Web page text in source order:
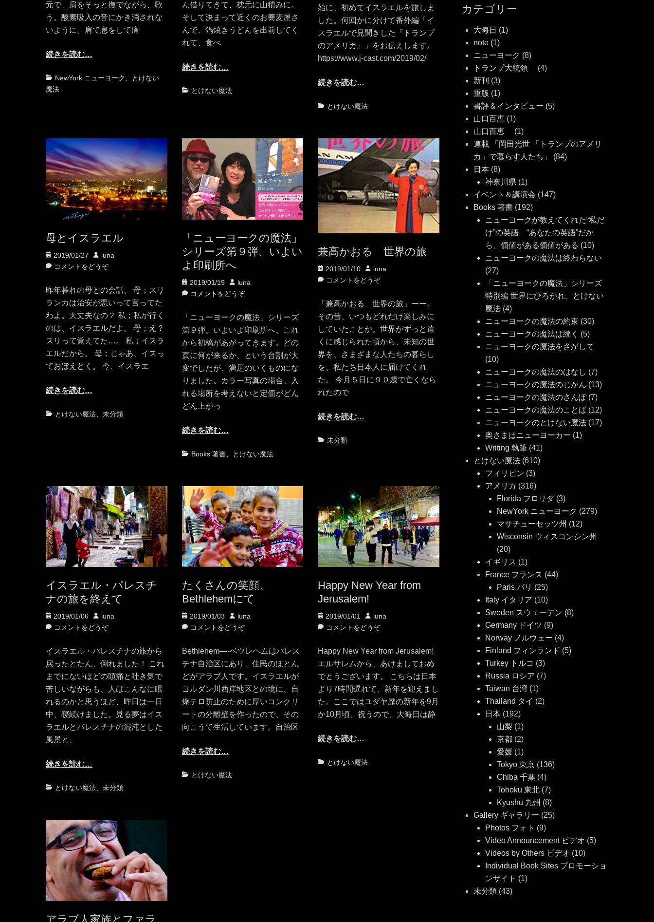
元で、肩をそっと撫でながら、歌
う。酸素吸入の音にかき消されな
いように。肩で息をして痛
続きを読む…
カ
テ
NewYork ニューヨーク、
とけない
魔法
ん借りてきて、枕元に山積みに。
そして決まって近くのお蕎麦屋さ
んで、鍋焼きうどんを出前してく
れて、食べ
続きを読む…
カ とけない魔法
始に、初めてイスラエルを旅しま
した。何回かに分けて番外編「イ
スラエルで見聞きした『トランプ
のアメリカ』」をお伝えします。
https://www.j-cast.com/2019/02/
続きを読む…
カ
リ
ー
とけない魔法
母とイスラエル
投
稿
2019/01/27
投
稿
luna
コメントをどうぞ
昨年暮れの母との会話。 母；スリ
ランカは治安が悪いって言ってた
わよ。大丈夫なの？ 私；私が行く
のは、イスラエルだよ。 母；え？
スリって覚えてた…。 私；イスラ
エルだから。 母；じゃあ、イスっ
ておぼえとく。 今、イスラエ
続きを読む…
カ とけない魔法 、未分類
「ニューヨークの魔法」
シリーズ第９弾、いよい
よ印刷所へ
投
稿
2019/01/19
投
稿
luna
コメントをどうぞ
「ニューヨークの魔法」シリーズ
第９弾、いよいよ印刷所へ。これ
から初稿があがってきます。どの
頁に何が来るか、という台割が大
変でしたが、満足のいくものにな
りました。カラー写真の場合、入
れる場所を考えないと定価がどん
どん上がっ
続きを読む…
カ
リ
ー
Books 著書、 とけない魔法
兼高かおる 世界の旅
投
稿
2019/01/10
投
稿
luna
コメントをどうぞ
「兼高かおる 世界の旅」ーー。
その昔、いつもどれだけ楽しみに
していたことか。世界がずっと遠
くに感じられた頃から、未知の世
界を、さまざまな人たちの暮らし
を、私たち日本人に届けてくれ
た。 今月５日に９０歳で亡くなら
れたので
続きを読む…
カ 未分類
イスラエル・パレスチ
ナの旅を終えて
投
稿
2019/01/06
投
稿
luna
コメントをどうぞ
イスラエル・パレスチナの旅から
戻ったとたん、倒れました！ これ
までにないほどの頭痛と吐き気で
苦しいながらも、人はこんなに眠
れるのかと思うほど、昨日は一日
中、寝続けました。見る夢はイス
ラエルとパレスチナの混沌とした
風景と、
続きを読む…
カ
リ
ー
とけない魔法、未分類
たくさんの笑顔、
Bethlehemにて
投
稿
2019/01/03
投
稿
luna
コメントをどうぞ
Bethlehem—-ベツレヘムはパレス
チナ自治区にあり、住民のほとん
どがアラブ人です。イスラエルが
ヨルダン川西岸地区との境に、自
爆テロ防止のために厚いコンクリ
ートの分離壁を作ったので、その
向こうで生活しています。自治区
続きを読む…
カ とけない魔法
Happy New Year from
Jerusalem!
投
稿
2019/01/01
投
稿
luna
コメントをどうぞ
Happy New Year from Jerusalem!
エルサレムから、あけましておめ
でとうございます。 こちらは日本
より7時間遅れて、新年を迎えまし
た。ここではユダヤ歴の新年を9月
か10月頃、祝うので、大晦日は静
続きを読む…
カ とけない魔法
アラブ人家族とファラ
カテゴリー
大晦日 (1)
note (1)
ニューヨーク (8)
トランプ大統領
(4)
新刊 (3)
重版 (1)
書評＆インタビュー (5)
山口百恵 (1)
山口百恵
(1)
連載 「岡田光世 「トランプのアメリ
カ」で暮らす人たち」
(84)
日本 (8)
神奈川県 (1)
イベント＆講演会 (147)
Books 著書 (192)
ニューヨークが教えてくれた“私だ
け”の英語 “あなたの英語”だか
ら、価値がある価値がある (10)
ニューヨークの魔法は終わらない
(27)
「ニューヨークの魔法」シリーズ
特別編 世界にひろがれ、とけない
魔法 (4)
ニューヨークの魔法の約束 (30)
ニューヨークの魔法は続く
(5)
ニューヨークの魔法をさがして
(10)
ニューヨークの魔法のはなし (7)
ニューヨークの魔法のじかん (13)
ニューヨークの魔法のさんぽ(7)
ニューヨークの魔法のことば (12)
ニューヨークのとけない魔法 (17)
奥さまはニューヨーカー (1)
Writing 執筆 (41)
とけない魔法 (610)
フィリピン (3)
アメリカ (316)
Florida フロリダ(3)
NewYork ニューヨーク (279)
マサチューセッツ州 (12)
Wisconsin ウィスコンシン州
(20)
イギリス (1)
France フランス (44)
Paris パリ (25)
Italy イタリア (10)
Sweden スウェーデン (8)
Germany ドイツ (9)
Norway ノルウェー (4)
Finland フィンランド (5)
Turkey トルコ (3)
Russia ロシア (7)
Taiwan 台湾 (1)
Thailand タイ (2)
日本 (192)
山梨 (1)
京都 (2)
愛媛 (1)
Tokyo 東京 (136)
Chiba 千葉 (4)
Tohoku 東北 (7)
Kyushu 九州 (8)
Gallery ギャラリー (25)
Photos フォト (9)
Video Announcement ビデオ (5)
Videos by Others ビデオ (10)
Individual Book Sites プロモーショ
ンサイト (1)
未分類 (43)